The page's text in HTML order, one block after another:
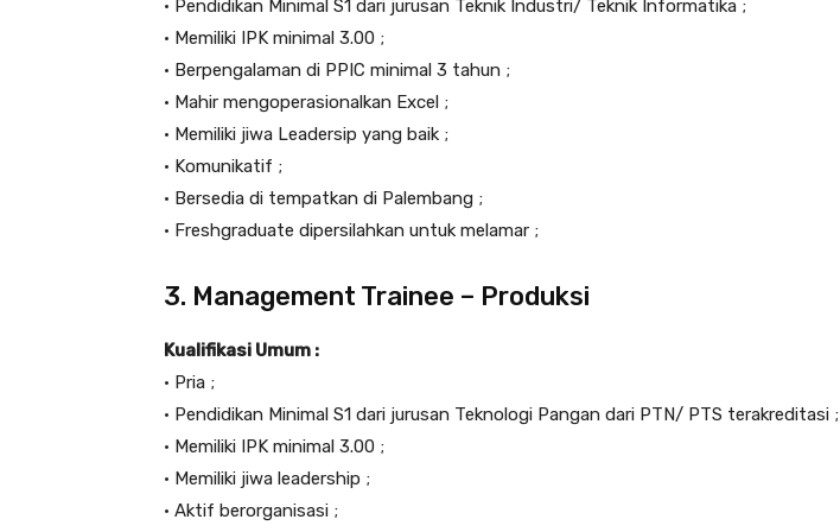
• Pendidikan Minimal S1 dari jurusan Teknik Industri/ Teknik Informatika ;
• Memiliki IPK minimal 3.00 ;
• Berpengalaman di PPIC minimal 3 tahun ;
• Mahir mengoperasionalkan Excel ;
• Memiliki jiwa Leadersip yang baik ;
• Komunikatif ;
• Bersedia di tempatkan di Palembang ;
• Freshgraduate dipersilahkan untuk melamar ;
3. Management Trainee – Produksi
Kualifikasi Umum :
• Pria ;
• Pendidikan Minimal S1 dari jurusan Teknologi Pangan dari PTN/ PTS terakreditasi ;
• Memiliki IPK minimal 3.00 ;
• Memiliki jiwa leadership ;
• Aktif berorganisasi ;